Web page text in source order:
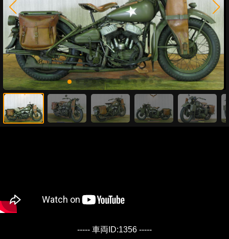
----- 車両ID:1356 -----